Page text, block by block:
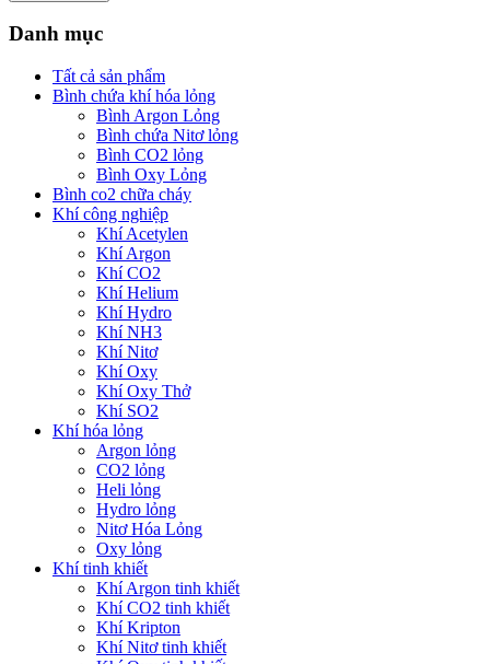
Danh mục
Tất cả sản phẩm
Bình chứa khí hóa lỏng
Bình Argon Lỏng
Bình chứa Nitơ lỏng
Bình CO2 lỏng
Bình Oxy Lỏng
Bình co2 chữa cháy
Khí công nghiệp
Khí Acetylen
Khí Argon
Khí CO2
Khí Helium
Khí Hydro
Khí NH3
Khí Nitơ
Khí Oxy
Khí Oxy Thở
Khí SO2
Khí hóa lỏng
Argon lỏng
CO2 lỏng
Heli lỏng
Hydro lỏng
Nitơ Hóa Lỏng
Oxy lỏng
Khí tinh khiết
Khí Argon tinh khiết
Khí CO2 tinh khiết
Khí Kripton
Khí Nitơ tinh khiết